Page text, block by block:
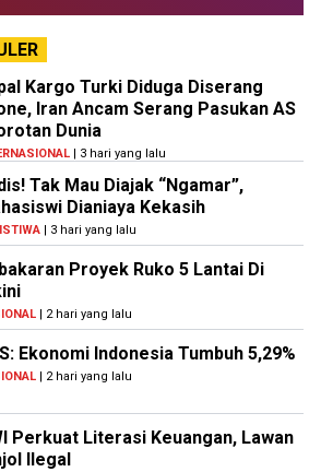
Kargo Turki Diduga Diserang
Iran Ancam Serang Pasukan AS
Dunia
| 3 hari yang lalu
Tak Mau Diajak “Ngamar”,
Dianiaya Kekasih
| 3 hari yang lalu
Proyek Ruko 5 Lantai Di
| 2 hari yang lalu
Ekonomi Indonesia Tumbuh 5,29%
| 2 hari yang lalu
Perkuat Literasi Keuangan, Lawan
Ilegal